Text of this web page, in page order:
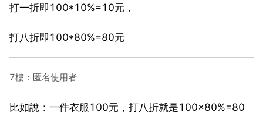
打一折即100*10%=10元，
打八折即100*80%=80元
7樓：匿名使用者
比如說：一件衣服100元，打八折就是100×80%=80